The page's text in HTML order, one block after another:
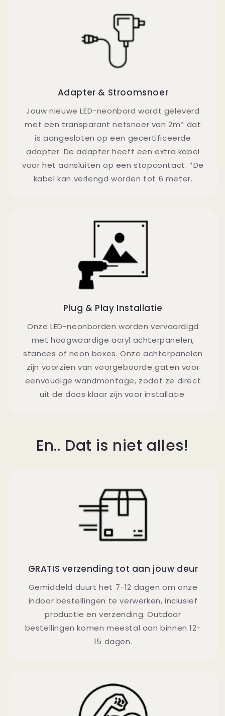
Adapter & Stroomsnoer
Jouw nieuwe LED-neonbord wordt geleverd
met een transparant netsnoer van 2m* dat
is aangesloten op een gecertificeerde
adapter. De adapter heeft een extra kabel
voor het aansluiten op een stopcontact. *De
kabel kan verlengd worden tot 6 meter.
Plug & Play Installatie
Onze LED-neonborden worden vervaardigd
met hoogwaardige acryl achterpanelen,
stances of neon boxes. Onze achterpanelen
zijn voorzien van voorgeboorde gaten voor
eenvoudige wandmontage, zodat ze direct
uit de doos klaar zijn voor installatie.
En.. Dat is niet alles!
GRATIS verzending tot aan jouw deur
Gemiddeld duurt het 7-12 dagen om onze
indoor bestellingen te verwerken, inclusief
productie en verzending. Outdoor
bestellingen komen meestal aan binnen 12-
15 dagen.